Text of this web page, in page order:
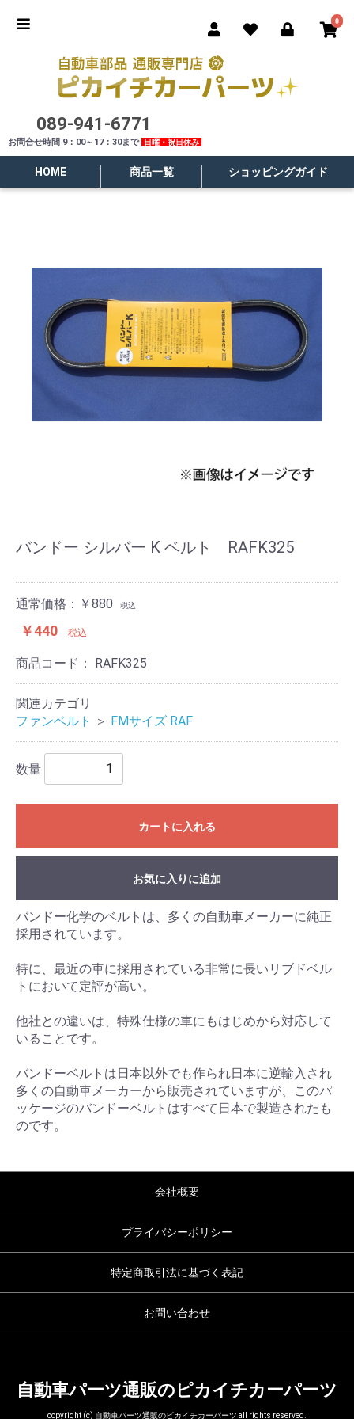
0
089-941-6771
お問合せ時間 9：00～17：30まで 日曜・祝日休み
HOME 商品一覧 ショッピングガイド
バンドー シルバー K ベルト RAFK325
通常価格：￥880 税込
￥440 税込
商品コード： RAFK325
関連カテゴリ
ファンベルト
＞ FMサイズ RAF
数量
カートに入れる
お気に入りに追加
バンドー化学のベルトは、多くの自動車メーカーに純正
採用されています。
特に、最近の車に採用されている非常に長いリブドベル
トにおいて定評が高い。
他社との違いは、特殊仕様の車にもはじめから対応して
いることです。
バンドーベルトは日本以外でも作られ日本に逆輸入され
多くの自動車メーカーから販売されていますが、このパ
ッケージのバンドーベルトはすべて日本で製造されたも
のです。
会社概要
プライバシーポリシー
特定商取引法に基づく表記
お問い合わせ
自動車パーツ通販のピカイチカーパーツ
copyright (c) 自動車パーツ通販のピカイチカーパーツ all rights reserved.